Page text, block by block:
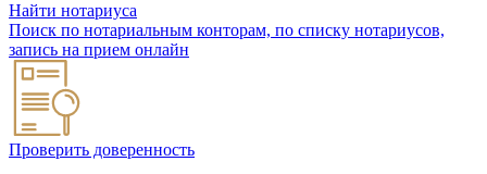
Найти нотариуса
Поиск по нотариальным конторам, по списку нотариусов,
запись на прием онлайн
Проверить доверенность